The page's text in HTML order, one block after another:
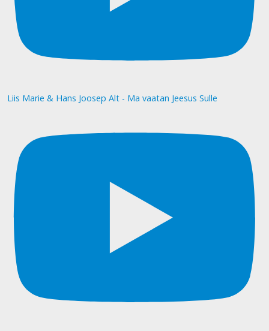
Liis Marie & Hans Joosep Alt - Ma vaatan Jeesus Sulle